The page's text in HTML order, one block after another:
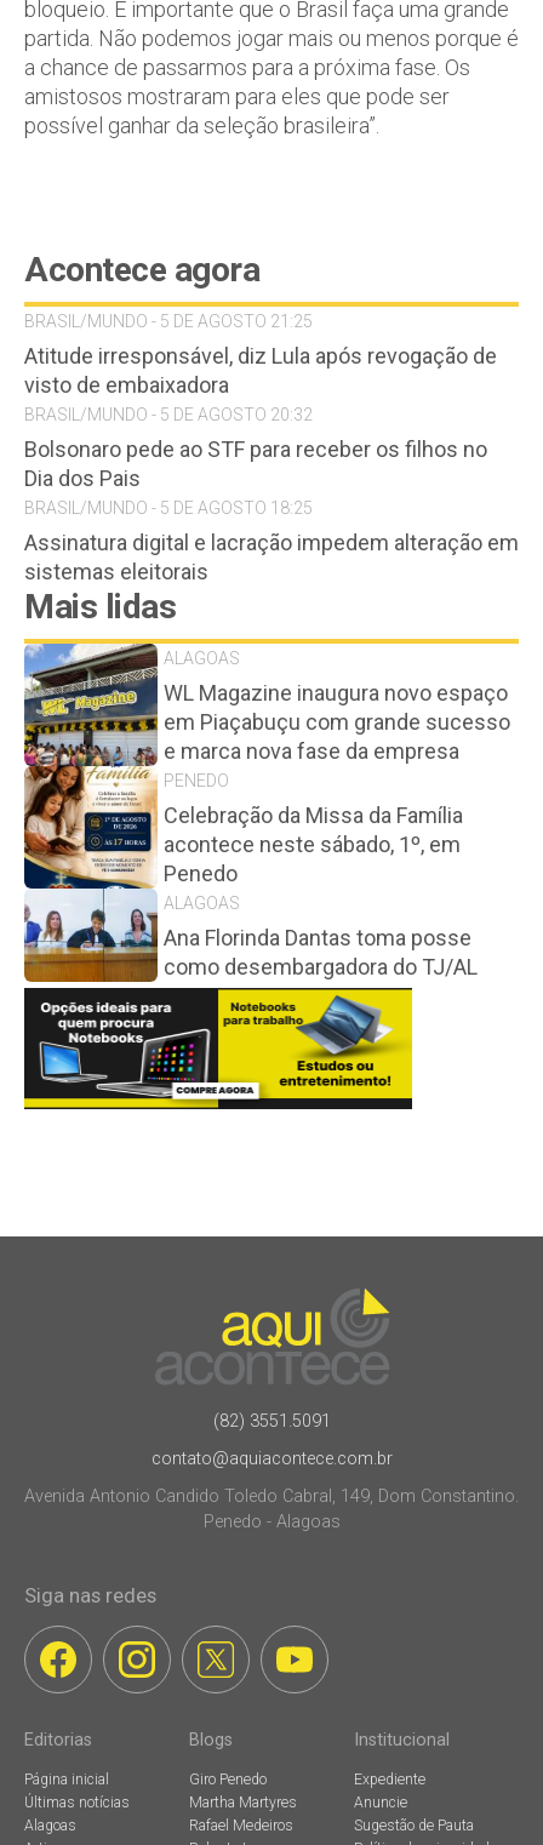
bloqueio. É importante que o Brasil faça uma grande
partida. Não podemos jogar mais ou menos porque é
a chance de passarmos para a próxima fase. Os
amistosos mostraram para eles que pode ser
possível ganhar da seleção brasileira”.
Acontece agora
BRASIL/MUNDO - 5 DE AGOSTO 21:25
Atitude irresponsável, diz Lula após revogação de
visto de embaixadora
BRASIL/MUNDO - 5 DE AGOSTO 20:32
Bolsonaro pede ao STF para receber os filhos no
Dia dos Pais
BRASIL/MUNDO - 5 DE AGOSTO 18:25
Assinatura digital e lacração impedem alteração em
sistemas eleitorais
Mais lidas
ALAGOAS
WL Magazine inaugura novo espaço
em Piaçabuçu com grande sucesso
e marca nova fase da empresa
PENEDO
Celebração da Missa da Família
acontece neste sábado, 1º, em
Penedo
ALAGOAS
Ana Florinda Dantas toma posse
como desembargadora do TJ/AL
(82) 3551.5091
contato@aquiacontece.com.br
Avenida Antonio Candido Toledo Cabral, 149, Dom Constantino.
Penedo - Alagoas
Siga nas redes
Editorias
Página inicial
Últimas notícias
Alagoas
Blogs
Giro Penedo
Martha Martyres
Rafael Medeiros
Institucional
Expediente
Anuncie
Sugestão de Pauta